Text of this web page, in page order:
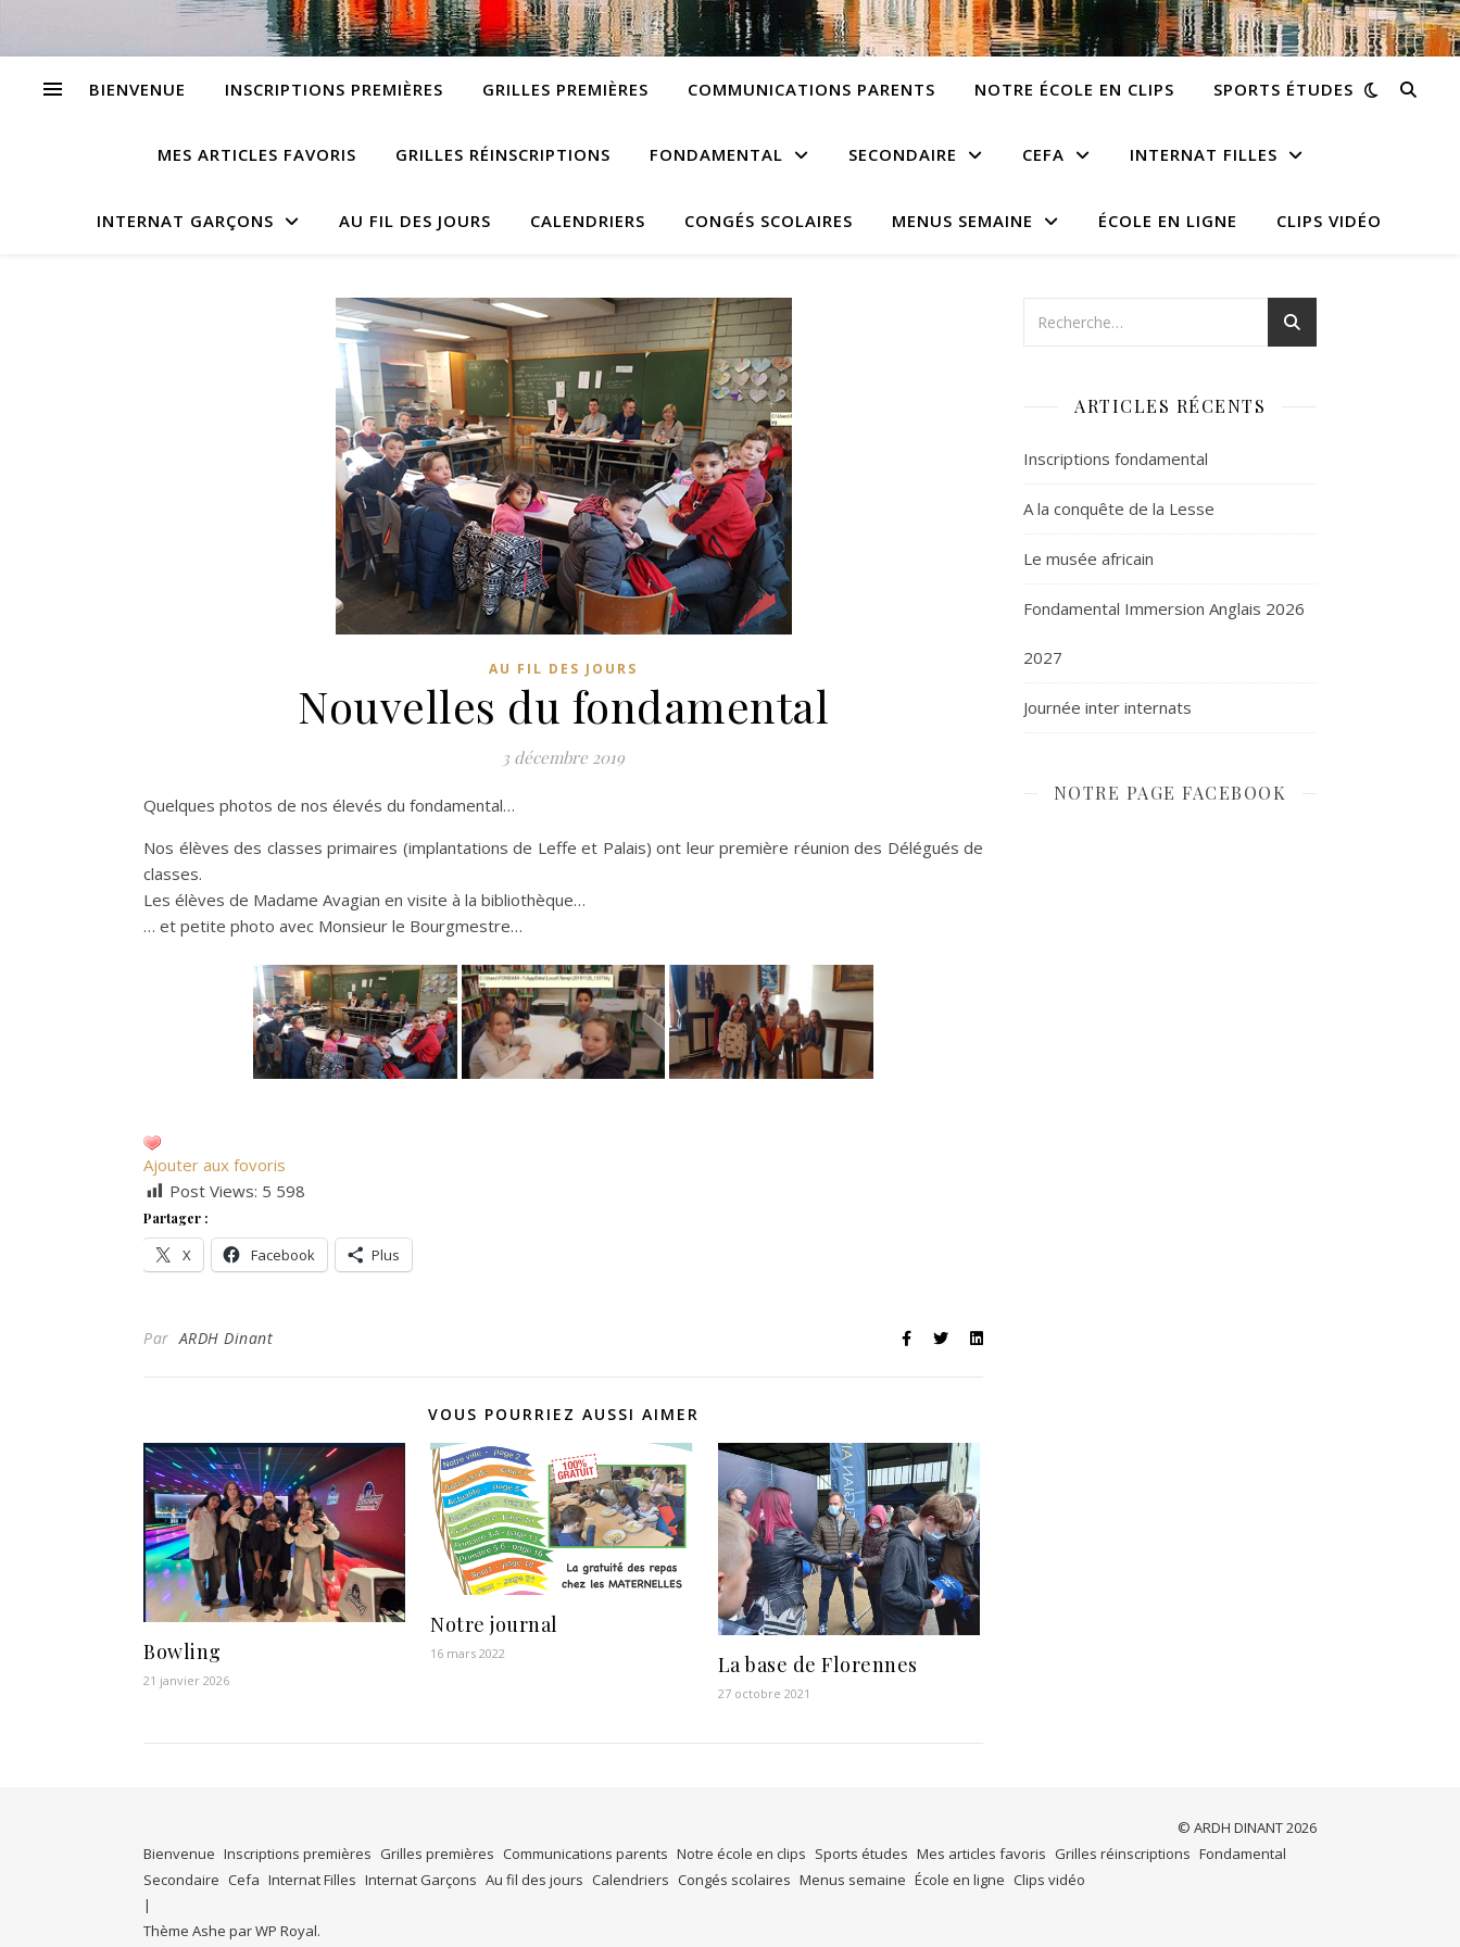
BIENVENUE INSCRIPTIONS PREMIÈRES GRILLES PREMIÈRES COMMUNICATIONS PARENTS NOTRE ÉCOLE EN CLIPS SPORTS ÉTUDES
MES ARTICLES FAVORIS GRILLES RÉINSCRIPTIONS FONDAMENTAL SECONDAIRE CEFA INTERNAT FILLES
INTERNAT GARÇONS AU FIL DES JOURS CALENDRIERS CONGÉS SCOLAIRES MENUS SEMAINE ÉCOLE EN LIGNE CLIPS VIDÉO
AU FIL DES JOURS
Nouvelles du fondamental
3 décembre 2019
Quelques photos de nos élevés du fondamental…
Nos élèves des classes primaires (implantations de Leffe et Palais) ont leur première réunion des Délégués de
classes.
Les élèves de Madame Avagian en visite à la bibliothèque…
… et petite photo avec Monsieur le Bourgmestre…
Ajouter aux fovoris
Post Views: 5 598
Partager :
X Facebook Plus
ParARDH Dinant
VOUS POURRIEZ AUSSI AIMER
Bowling
21 janvier 2026
Notre journal
16 mars 2022 La base de Florennes
27 octobre 2021
ARTICLES RÉCENTS
Inscriptions fondamental
A la conquête de la Lesse
Le musée africain
Fondamental Immersion Anglais 2026
2027
Journée inter internats
NOTRE PAGE FACEBOOK
© ARDH DINANT 2026
Bienvenue Inscriptions premières Grilles premières Communications parents Notre école en clips Sports études Mes articles favoris Grilles réinscriptions Fondamental
Secondaire Cefa Internat Filles Internat Garçons Au fil des jours Calendriers Congés scolaires Menus semaine École en ligne Clips vidéo
Thème Ashe parWP Royal.